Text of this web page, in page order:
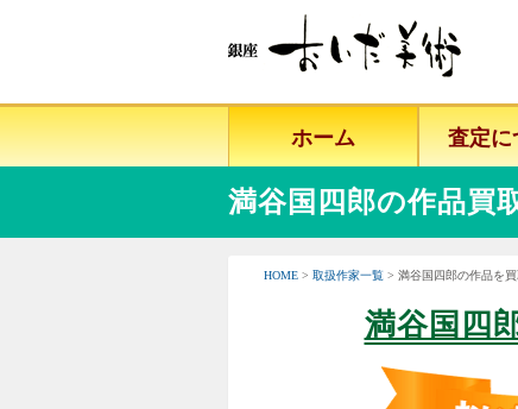
ホーム 査定に
満谷国四郎の作品買
HOME > 取扱作家一覧 > 満谷国四郎の作品を買
満谷国四